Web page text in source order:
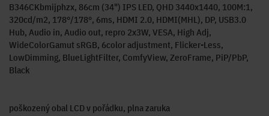
B346CKbmijphzx, 86cm (34") IPS LED, QHD 3440x1440, 100M:1,
320cd/m2, 178°/178°, 6ms, HDMI 2.0, HDMI(MHL), DP, USB3.0
Hub, Audio in, Audio out, repro 2x3W, VESA, High Adj,
WideColorGamut sRGB, 6color adjustment, Flicker-Less,
LowDimming, BlueLightFilter, ComfyView, ZeroFrame, PiP/PbP,
Black
poškozený obal LCD v pořádku, plna zaruka